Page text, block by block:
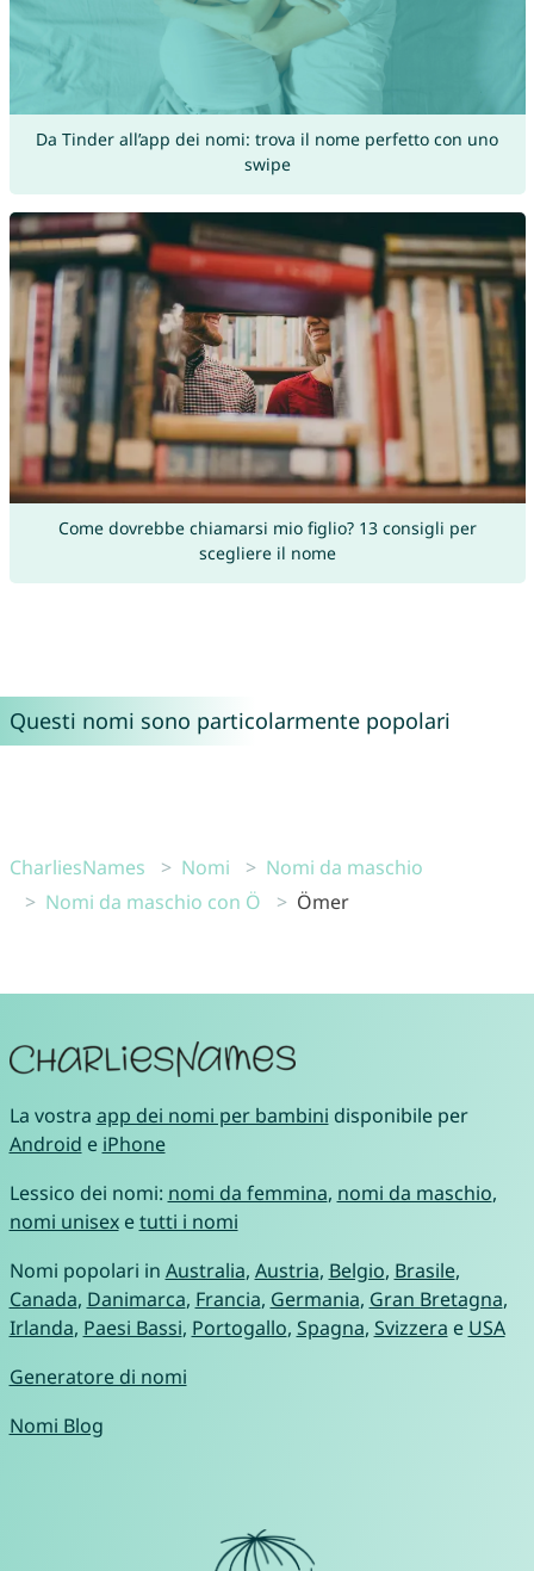
Da Tinder all’app dei nomi: trova il nome perfetto con uno
swipe
Come dovrebbe chiamarsi mio figlio? 13 consigli per
scegliere il nome
Questi nomi sono particolarmente popolari
CharliesNames Nomi
Nomi da maschio
Nomi da maschio con Ö
Ömer
La vostra app dei nomi per bambini disponibile per
Android e iPhone
Lessico dei nomi: nomi da femmina, nomi da maschio,
nomi unisexetutti i nomi
Nomi popolari in Australia, Austria, Belgio, Brasile,
Canada, Danimarca, Francia, Germania, Gran Bretagna,
Irlanda, Paesi Bassi, Portogallo, Spagna, Svizzera e USA
Generatore di nomi
Nomi Blog